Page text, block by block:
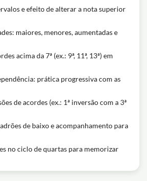
e efeito de alterar a nota superior
maiores, menores, aumentadas e
acima da 7ª (ex.: 9ª, 11ª, 13ª) em
prática progressiva com as
de acordes (ex.: 1ª inversão com a 3ª
de baixo e acompanhamento para
no ciclo de quartas para memorizar